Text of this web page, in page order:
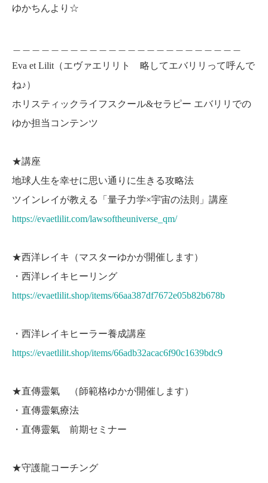
ゆかちんより☆
Eva et Lilit（エヴァエリリト 略してエバリリって呼んで
ね♪）
ホリスティックライフスクール&セラピー エバリリでの
ゆか担当コンテンツ
★講座
地球人生を幸せに思い通りに生きる攻略法
ツインレイが教える「量子力学×宇宙の法則」講座
https://evaetlilit.com/lawsoftheuniverse_qm/
★西洋レイキ（マスターゆかが開催します）
・西洋レイキヒーリング
https://evaetlilit.shop/items/66aa387df7672e05b82b678b
・西洋レイキヒーラー養成講座
https://evaetlilit.shop/items/66adb32acac6f90c1639bdc9
★直傳靈氣 （師範格ゆかが開催します）
・直傳靈氣療法
・直傳靈氣 前期セミナー
★守護龍コーチング